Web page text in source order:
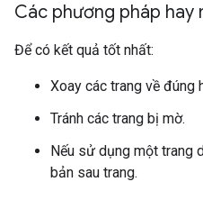
Các phương pháp hay
Để có kết quả tốt nhất:
Xoay các trang về đúng
Tránh các trang bị mờ.
Nếu sử dụng một trang
bản sau trang.